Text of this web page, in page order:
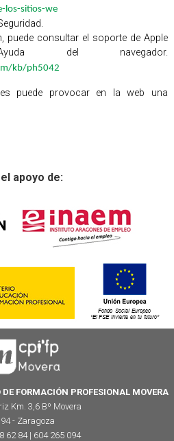
los-sitios-we
puede consultar el soporte de Apple
del navegador.
kb/ph5042
puede provocar en la web una
apoyo de:
FORMACIÓN PROFESIONAL MOVERA
Km. 3,6 Bº Movera
- Zaragoza
62 84 | 604 265 094